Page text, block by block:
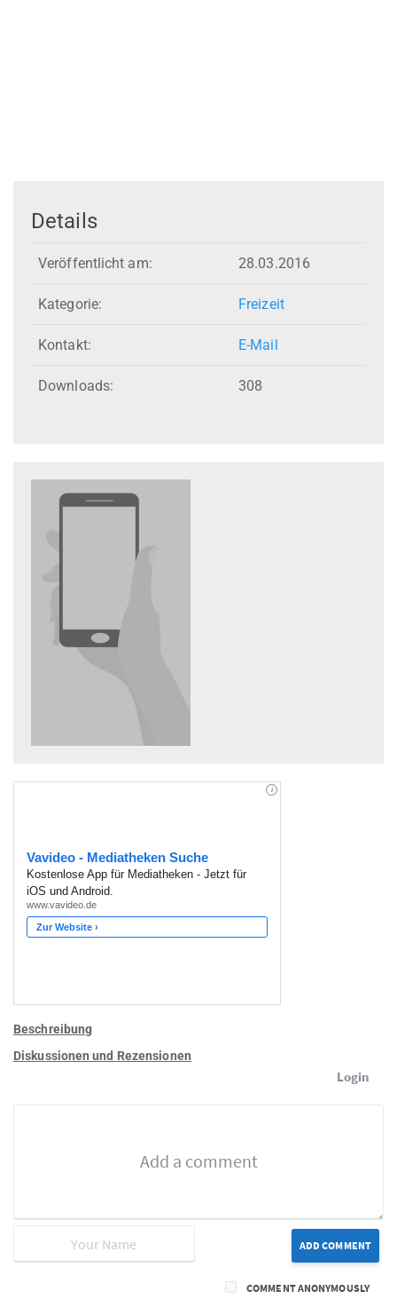
Details
Veröffentlicht am: 28.03.2016
Kategorie: Freizeit
Kontakt: E-Mail
Downloads: 308
Beschreibung
Diskussionen und Rezensionen
Login
ADD COMMENT
COMMENT ANONYMOUSLY